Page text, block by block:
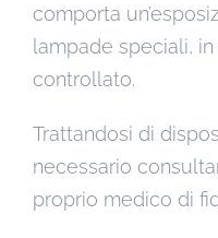
comporta
lampade speciali,
controllato.
Trattandosi di
necessario
proprio medico di